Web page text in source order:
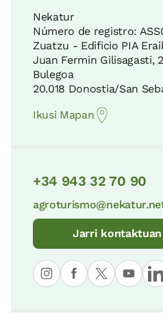
Nekatur
Número de registro:
Zuatzu - Edificio PIA
Juan Fermin Gilisagasti,
Bulegoa
20.018 Donostia/San
Ikusi Mapan
+34 943 32 70 90
Jarri